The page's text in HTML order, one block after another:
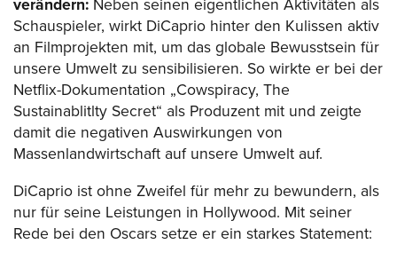
verändern: Neben seinen eigentlichen Aktivitäten als
Schauspieler, wirkt DiCaprio hinter den Kulissen aktiv
an Filmprojekten mit, um das globale Bewusstsein für
unsere Umwelt zu sensibilisieren. So wirkte er bei der
Netflix-Dokumentation „Cowspiracy, The
Sustainablitlty Secret“ als Produzent mit und zeigte
damit die negativen Auswirkungen von
Massenlandwirtschaft auf unsere Umwelt auf.
DiCaprio ist ohne Zweifel für mehr zu bewundern, als
nur für seine Leistungen in Hollywood. Mit seiner
Rede bei den Oscars setze er ein starkes Statement: